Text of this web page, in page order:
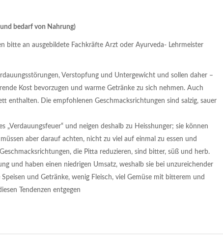
bedarf von Nahrung)
bitte an ausgebildete Fachkräfte Arzt oder Ayurveda- Lehrmeister
Verstopfung und Untergewicht und sollen daher –
Kost bevorzugen und warme Getränke zu sich nehmen. Auch
enthalten. Die empfohlenen Geschmacksrichtungen sind salzig, sauer
„Verdauungsfeuer“ und neigen deshalb zu Heisshunger; sie können
aber darauf achten, nicht zu viel auf einmal zu essen und
die Pitta reduzieren, sind bitter, süß und herb.
und haben einen niedrigen Umsatz, weshalb sie bei unzureichender
und Getränke, wenig Fleisch, viel Gemüse mit bitterem und
Tendenzen entgegen